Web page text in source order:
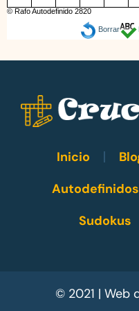
Borrar
© Rafo Autodefinido 2820
Inicio
Autodefinidos
Sudokus
© 2021 | Web